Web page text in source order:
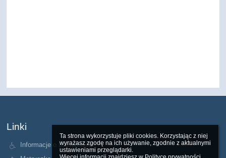
Ta strona wykorzystuje pliki cookies. Korzystając z niej
wyrażasz zgodę na ich używanie, zgodnie z aktualnymi
ustawieniami przeglądarki.
Linki
Informacje o dostępności